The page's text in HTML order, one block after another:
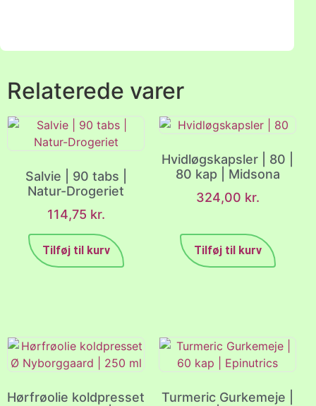
Relaterede varer
Salvie | 90 tabs |
Natur-Drogeriet
114,75 kr.
Tilføj til kurv
Hvidløgskapsler | 80 |
80 kap | Midsona
324,00 kr.
Tilføj til kurv
Hørfrøolie koldpresset
Turmeric Gurkemeje |